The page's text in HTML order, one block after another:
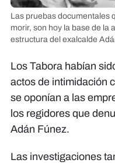
Las pruebas documentales
morir, son hoy la base de la
estructura del exalcalde
Los Tabora habían
actos de intimidación
se oponían a las
los regidores que
Adán Fúnez.
Las investigaciones